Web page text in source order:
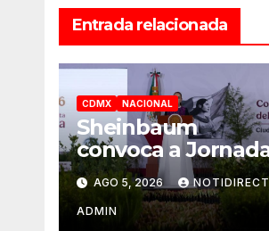
Entrada relacionada
CDMX NACIONAL
Sheinbaum
convoca a
Nacional de
Reforestación el 9
de agosto
AGO 5, 2026
ADMIN